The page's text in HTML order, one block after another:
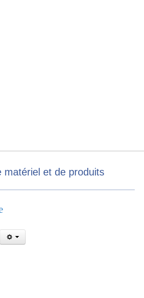
matériel et de produits